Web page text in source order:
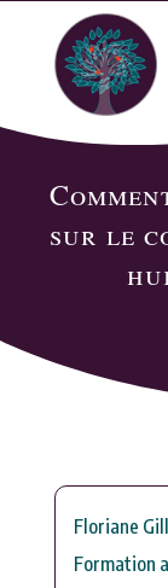
sur le
Floriane
Formation